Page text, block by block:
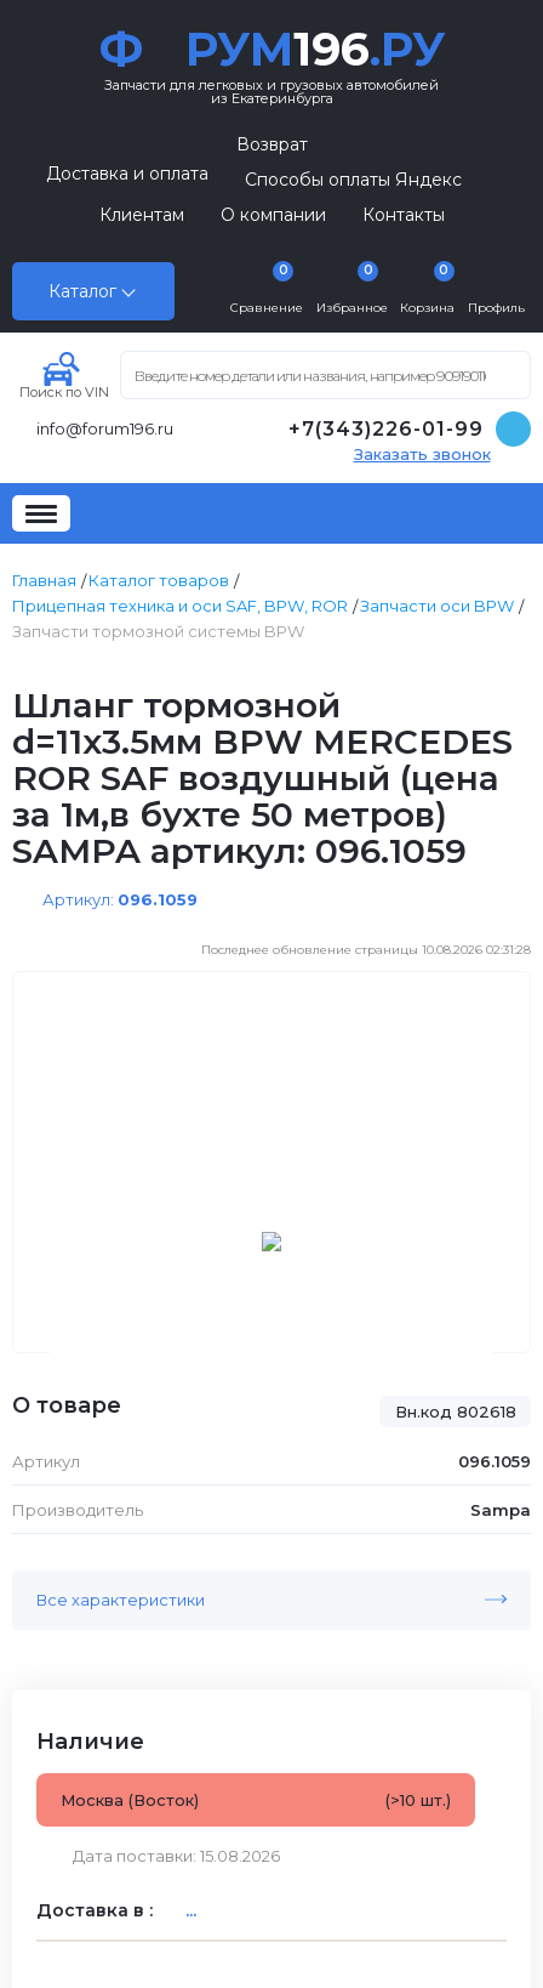
Ф РУМ196.РУ
Запчасти для легковых и грузовых автомобилей
из Екатеринбурга
Каталог
Возврат
Доставка и оплата
Способы оплаты Яндекс
Клиентам
О компании Контакты
Сравнение
0
Избранное
0
Корзина
0
Профиль
Поиск по VIN
info@forum196.ru +7(343)226-01-99
Заказать звонок
Главная
Каталог товаров
Прицепная техника и оси SAF, BPW, ROR
Запчасти оси BPW
Запчасти тормозной системы BPW
Шланг тормозной
d=11x3.5мм BPW MERCEDES
ROR SAF воздушный (цена
за 1м,в бухте 50 метров)
SAMPA артикул: 096.1059
Артикул: 096.1059
Последнее обновление страницы 10.08.2026 02:31:28
Вн.код 802618
О товаре
Артикул 096.1059
Производитель Sampa
Все характеристики
Наличие
Москва (Восток) (>10 шт.)
Дата поставки: 15.08.2026
Доставка в : ...